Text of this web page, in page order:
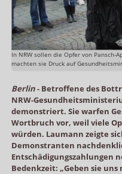
In NRW sollen die Opfer von Pansch-
machten sie Druck auf
Berlin- Betroffene des
NRW-
demonstriert. Sie warfen
Wortbruch vor, weil viele
würden. Laumann zeigte
Demonstranten
Entschädigungszahlungen
Bedenkzeit: „Geben sie uns